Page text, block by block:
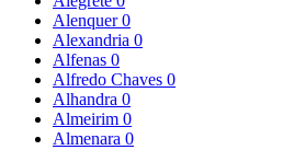
Alenquer0
Alexandria 0
Alfenas 0
Alfredo Chaves 0
Alhandra 0
Almeirim 0
Almenara 0